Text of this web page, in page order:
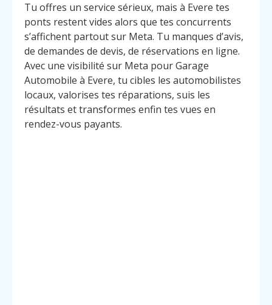
Tu offres un service sérieux, mais à Evere tes
ponts restent vides alors que tes concurrents
s’affichent partout sur Meta. Tu manques d’avis,
de demandes de devis, de réservations en ligne.
Avec une visibilité sur Meta pour Garage
Automobile à Evere, tu cibles les automobilistes
locaux, valorises tes réparations, suis les
résultats et transformes enfin tes vues en
rendez-vous payants.